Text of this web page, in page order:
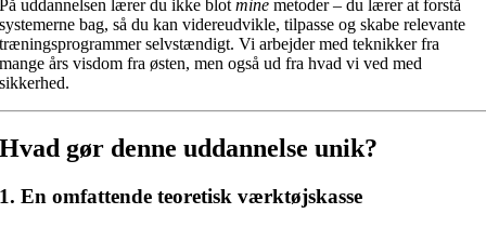
På uddannelsen lærer du ikke blotmine metoder – du lærer at forstå
systemerne bag, så du kan videreudvikle, tilpasse og skabe relevante
træningsprogrammer selvstændigt. Vi arbejder med teknikker fra
mange års visdom fra østen, men også ud fra hvad vi ved med
sikkerhed.
Hvad gør denne uddannelse unik?
1. En omfattende teoretisk værktøjskasse